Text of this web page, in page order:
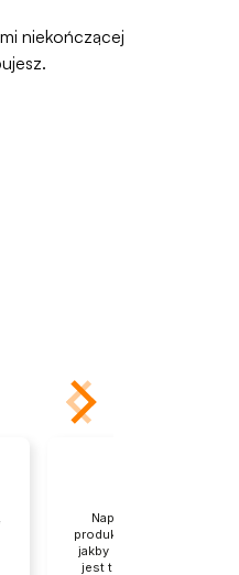
niekończącej
Naprawdę dobrze
produkt. tylko kartonik
jakby przeszedł jakąś
jest transport nie Wy.